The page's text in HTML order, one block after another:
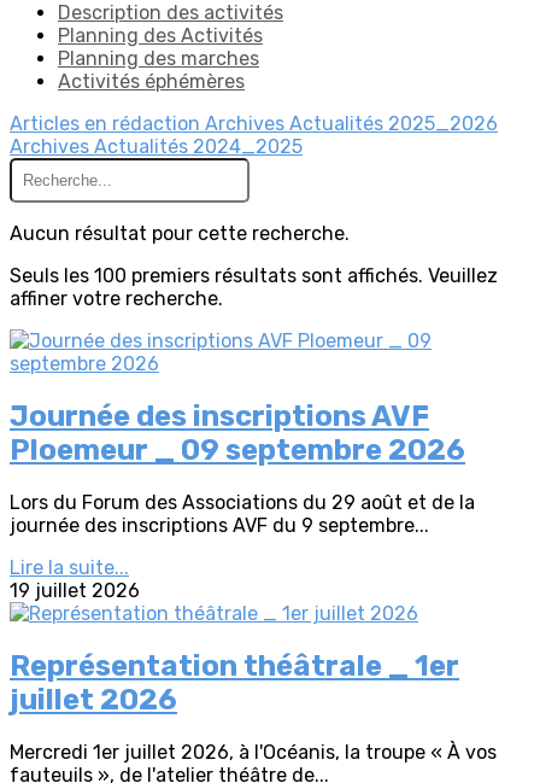
Description des activités
Planning des Activités
Planning des marches
Activités éphémères
Articles en rédaction Archives Actualités 2025_2026
Archives Actualités 2024_2025
Aucun résultat pour cette recherche.
Seuls les 100 premiers résultats sont affichés. Veuillez
affiner votre recherche.
Journée des inscriptions AVF
Ploemeur _ 09 septembre 2026
Lors du Forum des Associations du 29 août et de la
journée des inscriptions AVF du 9 septembre...
Lire la suite...
19 juillet 2026
Représentation théâtrale _ 1er
juillet 2026
Mercredi 1er juillet 2026, à l'Océanis, la troupe « À vos
fauteuils », de l'atelier théâtre de...